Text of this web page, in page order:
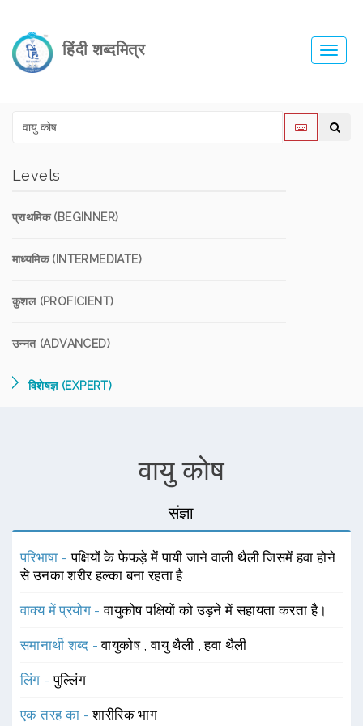
हिंदी शब्दमित्र
Levels
प्राथमिक (BEGINNER)
माध्यमिक (INTERMEDIATE)
कुशल (PROFICIENT)
उन्नत (ADVANCED)
विशेषज्ञ (EXPERT)
वायु कोष
संज्ञा
परिभाषा -पक्षियों के फेफड़े में पायी जाने वाली थैली जिसमें हवा होने
से उनका शरीर हल्का बना रहता है
वाक्य में प्रयोग -वायुकोष पक्षियों को उड़ने में सहायता करता है।
समानार्थी शब्द -वायुकोष ,वायु थैली ,हवा थैली
लिंग -पुल्लिंग
एक तरह का -शारीरिक भाग